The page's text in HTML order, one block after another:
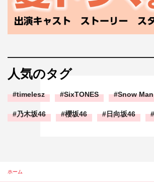
人気のタグ
timelesz SixTONES Snow Man
乃木坂46 櫻坂46 日向坂46
ホーム